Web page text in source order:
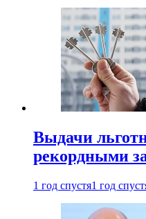
Выдачи
рекордными
1 год спустя1 год